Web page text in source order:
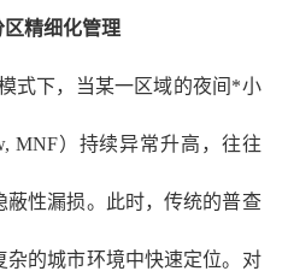
精细化管理
式下，当某一区域的夜间*小
MNF）持续异常升高，往往
性漏损。此时，传统的普查
杂的城市环境中快速定位。对